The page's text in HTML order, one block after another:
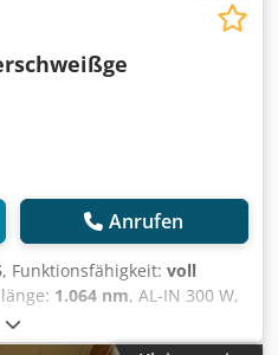
Anrufen
, Funktionsfähigkeit: voll
1.064 nm, AL-IN 300 W,
neuwertig, 1
teilweise noch